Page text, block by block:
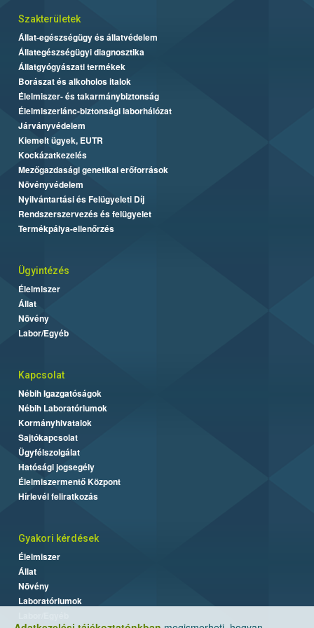
Szakterületek
Állat-egészségügy és állatvédelem
Állategészségügyi diagnosztika
Állatgyógyászati termékek
Borászat és alkoholos italok
Élelmiszer- és takarmánybiztonság
Élelmiszerlánc-biztonsági laborhálózat
Járványvédelem
Kiemelt ügyek, EUTR
Kockázatkezelés
Mezőgazdasági genetikai erőforrások
Növényvédelem
Nyilvántartási és Felügyeleti Díj
Rendszerszervezés és felügyelet
Termékpálya-ellenőrzés
Ügyintézés
Élelmiszer
Állat
Növény
Labor/Egyéb
Kapcsolat
Nébih Igazgatóságok
Nébih Laboratóriumok
Kormányhivatalok
Sajtókapcsolat
Ügyfélszolgálat
Hatósági jogsegély
Élelmiszermentő Központ
Hírlevél feliratkozás
Gyakori kérdések
Élelmiszer
Állat
Növény
Laboratóriumok